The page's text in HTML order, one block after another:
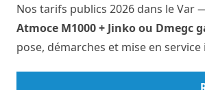
Nos tarifs publics 2026 dans le Var
Atmoce M1000 + Jinko ou Dmegc
pose, démarches et mise en service